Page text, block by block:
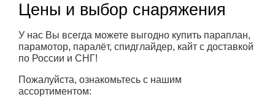
Цены и выбор снаряжения
У нас Вы всегда можете выгодно купить параплан,
парамотор, паралёт, спидглайдер, кайт с доставкой
по России и СНГ!
Пожалуйста, ознакомьтесь с нашим
ассортиментом: